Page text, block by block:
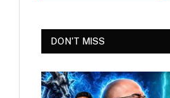
DON'T MISS